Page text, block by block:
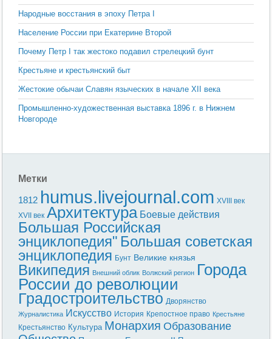
Народные восстания в эпоху Петра I
Население России при Екатерине Второй
Почему Петр I так жестоко подавил стрелецкий бунт
Крестьяне и крестьянский быт
Жестокие обычаи Славян языческих в начале XII века
Промышленно-художественная выставка 1896 г. в Нижнем
Новгороде
Метки
1812 humus.livejournal.com XVIII век
XVII век Архитектура Боевые действия
Большая Российская
энциклопедия" Большая советская
энциклопедия Бунт Великие князья
Википедия Внешний облик Волжский регион Города
России до революции
Градостроительство Дворянство
Журналистика Искусство История Крепостное право Крестьяне
Крестьянство Культура Монархия Образование